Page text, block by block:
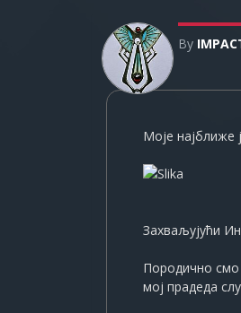
By
Моје најближе
Захваљујући
Породично смо
мој прадеда